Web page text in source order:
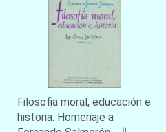
Filosofia moral, educación e
historia: Homenaje a